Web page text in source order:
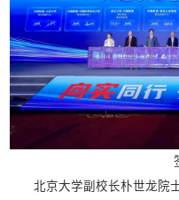
北京大学副校长朴世龙院